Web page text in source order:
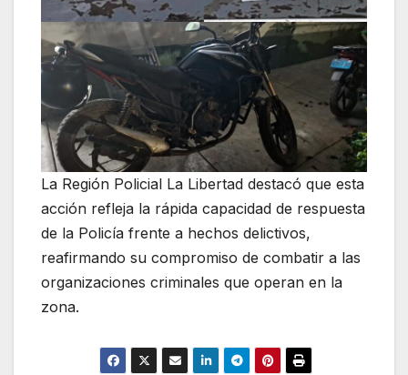
La Región Policial La Libertad destacó que esta
acción refleja la rápida capacidad de respuesta
de la Policía frente a hechos delictivos,
reafirmando su compromiso de combatir a las
organizaciones criminales que operan en la
zona.